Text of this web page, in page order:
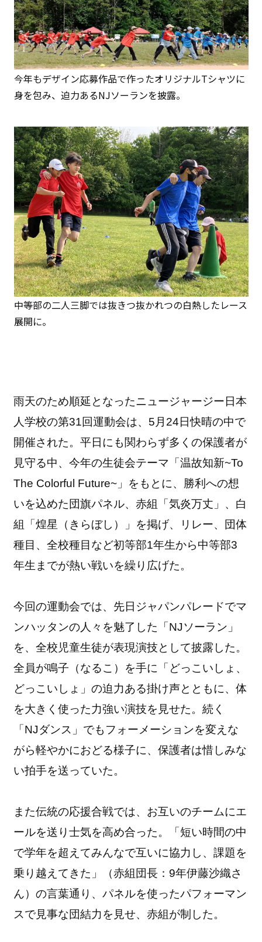
今年もデザイン応募作品で作ったオリジナルTシャツに
身を包み、迫力あるNJソーランを披露。
中等部の二人三脚では抜きつ抜かれつの白熱したレース
展開に。
雨天のため順延となったニュージャージー日本
人学校の第31回運動会は、5月24日快晴の中で
開催された。平日にも関わらず多くの保護者が
見守る中、今年の生徒会テーマ「温故知新~To
The Colorful Future~」をもとに、勝利への想
いを込めた団旗パネル、赤組「気炎万丈」、白
組「煌星（きらぼし）」を掲げ、リレー、団体
種目、全校種目など初等部1年生から中等部3
年生までが熱い戦いを繰り広げた。
今回の運動会では、先日ジャパンパレードでマ
ンハッタンの人々を魅了した「NJソーラン」
を、全校児童生徒が表現演技として披露した。
全員が鳴子（なるこ）を手に「どっこいしょ、
どっこいしょ」の迫力ある掛け声とともに、体
を大きく使った力強い演技を見せた。続く
「NJダンス」でもフォーメーションを変えな
がら軽やかにおどる様子に、保護者は惜しみな
い拍手を送っていた。
また伝統の応援合戦では、お互いのチームにエ
ールを送り士気を高め合った。「短い時間の中
で学年を超えてみんなで互いに協力し、課題を
乗り越えてきた」（赤組団長：9年伊藤沙織さ
ん）の言葉通り、パネルを使ったパフォーマン
スで見事な団結力を見せ、赤組が制した。